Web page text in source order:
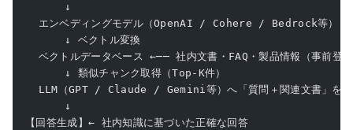
      ↓
  エンベディングモデル（OpenAI / Cohere / Bedrock等）
      ↓ ベクトル変換
ベクトルデータベース ←── 社内文書・FAQ・製品情報（事前登
      ↓ 類似チャンク取得（Top-K件）
LLM（GPT / Claude / Gemini等）へ「質問＋関連文書」を
      ↓
【回答生成】← 社内知識に基づいた正確な回答